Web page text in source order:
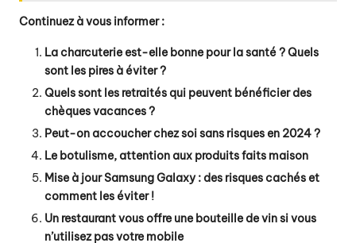
Continuez à vous informer :
La charcuterie est-elle bonne pour la santé ? Quels
sont les pires à éviter ?
Quels sont les retraités qui peuvent bénéficier des
chèques vacances ?
Peut-on accoucher chez soi sans risques en 2024 ?
Le botulisme, attention aux produits faits maison
Mise à jour Samsung Galaxy : des risques cachés et
comment les éviter !
Un restaurant vous offre une bouteille de vin si vous
n’utilisez pas votre mobile